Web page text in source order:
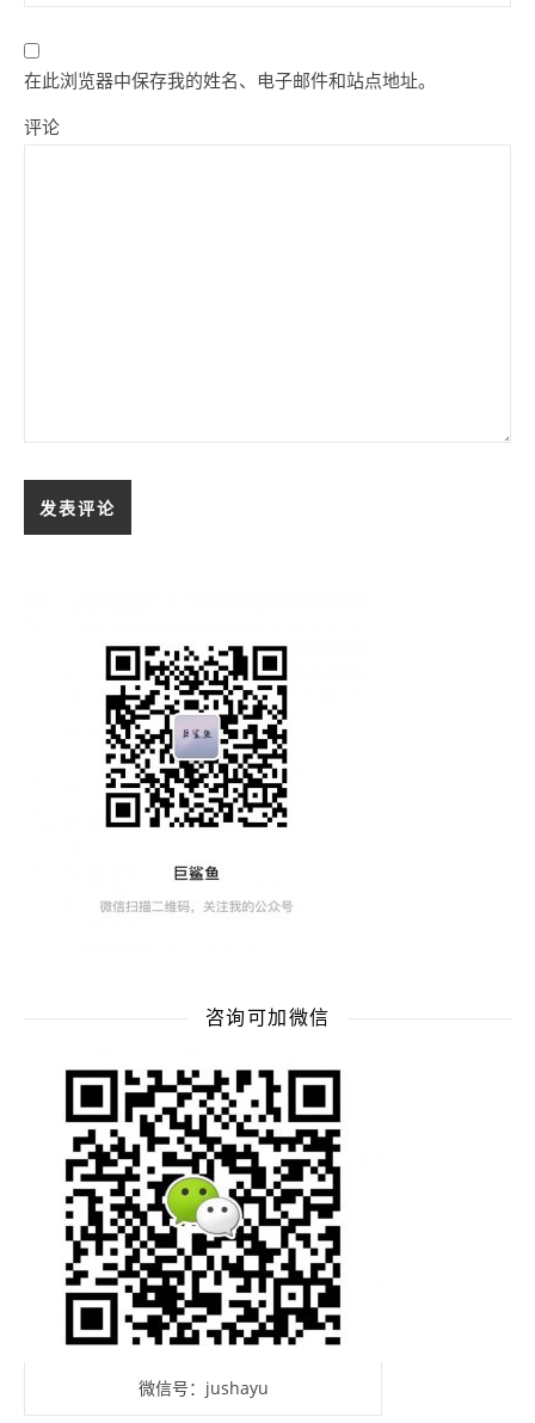
在此浏览器中保存我的姓名、电子邮件和站点地址。
评论
咨询可加微信
微信号：jushayu